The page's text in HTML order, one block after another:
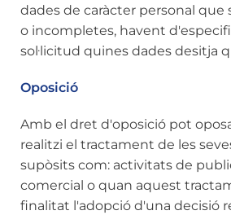
dades de caràcter personal que
o incompletes, havent
sol·licitud quines dades desitja
Oposició
Amb el dret d'oposició pot
realitzi el tractament de les
supòsits com: activitats de
comercial o quan aquest
finalitat l'adopció d'una decisió